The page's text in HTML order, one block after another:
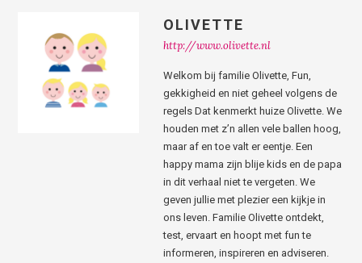
OLIVETTE
http://www.olivette.nl
Welkom bij familie Olivette, Fun,
gekkigheid en niet geheel volgens de
regels Dat kenmerkt huize Olivette. We
houden met z’n allen vele ballen hoog,
maar af en toe valt er eentje. Een
happy mama zijn blije kids en de papa
in dit verhaal niet te vergeten. We
geven jullie met plezier een kijkje in
ons leven. Familie Olivette ontdekt,
test, ervaart en hoopt met fun te
informeren, inspireren en adviseren.